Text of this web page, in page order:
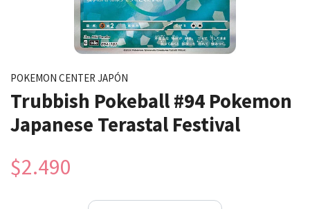
POKEMON CENTER JAPÓN
Trubbish Pokeball #94 Pokemon
Japanese Terastal Festival
$2.490